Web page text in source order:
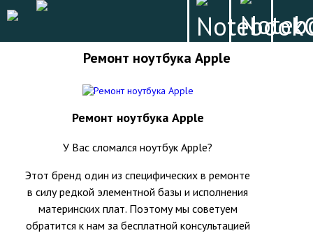
Ремонт ноутбука Apple
Ремонт ноутбука Apple
У Вас сломался ноутбук Apple?
Этот бренд один из специфических в ремонте
в силу редкой элементной базы и исполнения
материнских плат. Поэтому мы советуем
обратится к нам за бесплатной консультацией